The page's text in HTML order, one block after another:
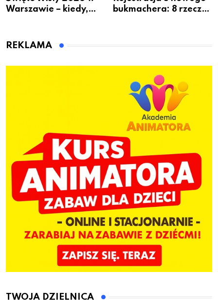
Warszawie – kiedy,
bukmachera: 8 rzeczy,
REKLAMA
TWOJA DZIELNICA